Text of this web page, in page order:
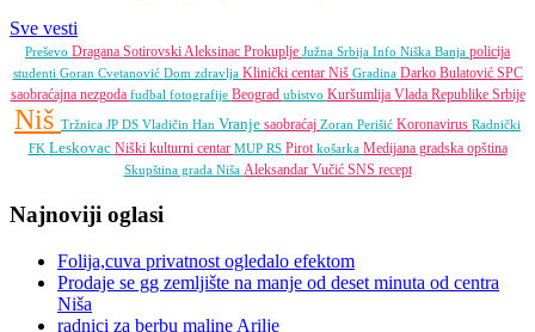
Sve vesti
Preševo Dragana SotirovskiAleksinac Prokuplje Južna Srbija Info Niška Banja policija
studenti Goran Cvetanović Dom zdravlja Klinički centar Niš Gradina Darko Bulatović SPC
saobraćajna nezgoda fudbal fotografije Beograd ubistvo Kuršumlija Vlada Republike Srbije
Niš Tržnica JP DS Vladičin Han Vranje saobraćaj Zoran Perišić Koronavirus Radnički
FK Leskovac Niški kulturni centar MUP RS Pirotkošarka Medijana gradska opština
Skupština grada Niša Aleksandar Vučić SNS recept
Najnoviji oglasi
Folija,cuva privatnost ogledalo efektom
Prodaje se gg zemljište na manje od deset minuta od centra
Niša
radnici za berbu maline Arilje